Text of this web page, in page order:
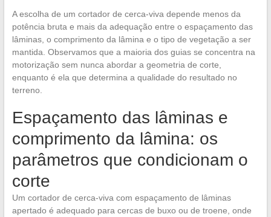
A escolha de um cortador de cerca-viva depende menos da
potência bruta e mais da adequação entre o espaçamento das
lâminas, o comprimento da lâmina e o tipo de vegetação a ser
mantida. Observamos que a maioria dos guias se concentra na
motorização sem nunca abordar a geometria de corte,
enquanto é ela que determina a qualidade do resultado no
terreno.
Espaçamento das lâminas e
comprimento da lâmina: os
parâmetros que condicionam o
corte
Um cortador de cerca-viva com espaçamento de lâminas
apertado é adequado para cercas de buxo ou de troene, onde